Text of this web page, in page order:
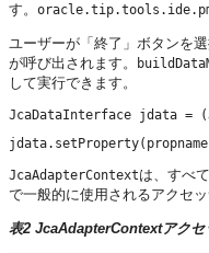
す。
ユーザーが「終了」ボタンを
が呼び出されます。
して実行できます。
JcaAdapterContextは、すべ
で一般的に使用されるアクセ
表2 JcaAdapterContextアクセ